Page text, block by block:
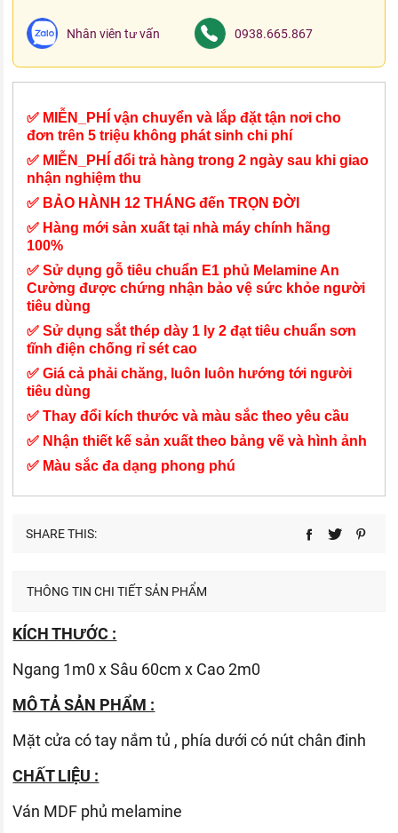
Nhân viên tư vấn 0938.665.867
✅ MIỄN_PHÍ vận chuyển và lắp đặt tận nơi cho
đơn trên 5 triệu không phát sinh chi phí
✅ MIỄN_PHÍ đổi trả hàng trong 2 ngày sau khi giao
nhận nghiệm thu
✅ BẢO HÀNH 12 THÁNG đến TRỌN ĐỜI
✅ Hàng mới sản xuất tại nhà máy chính hãng
100%
✅ Sử dụng gỗ tiêu chuẩn E1 phủ Melamine An
Cường được chứng nhận bảo vệ sức khỏe người
tiêu dùng
✅ Sử dụng sắt thép dày 1 ly 2 đạt tiêu chuẩn sơn
tĩnh điện chống rỉ sét cao
✅ Giá cả phải chăng, luôn luôn hướng tới người
tiêu dùng
✅ Thay đổi kích thước và màu sắc theo yêu cầu
✅ Nhận thiết kế sản xuất theo bảng vẽ và hình ảnh
✅ Màu sắc đa dạng phong phú
SHARE THIS:
THÔNG TIN CHI TIẾT SẢN PHẨM
KÍCH THƯỚC :
Ngang 1m0 x Sâu 60cm x Cao 2m0
MÔ TẢ SẢN PHẨM :
Mặt cửa có tay nắm tủ , phía dưới có nút chân đinh
CHẤT LIỆU :
Ván MDF phủ melamine